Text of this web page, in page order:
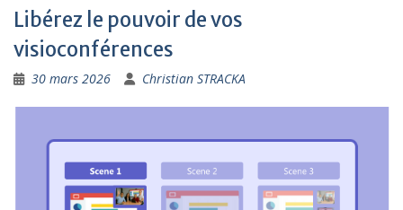
Libérez le pouvoir de vos
visioconférences
30 mars 2026 Christian STRACKA